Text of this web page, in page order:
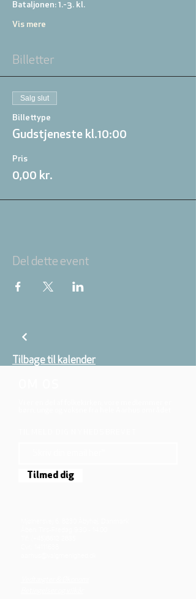
Bataljonen: 1.-3. kl.
Vis mere
Billetter
Salg slut
Billettype
Gudstjeneste kl.10:00
Pris
0,00 kr.
Del dette event
Tilbage til kalender
Tilmed dig